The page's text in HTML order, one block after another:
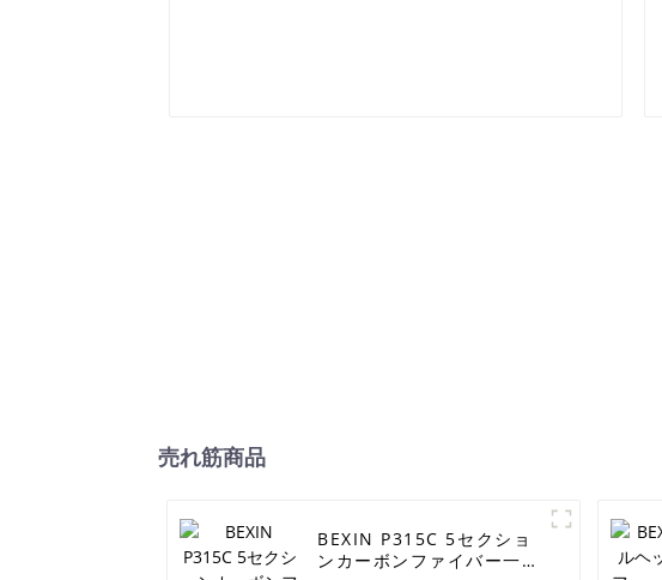
売れ筋商品
BEXIN P315C 5セクショ
ンカーボンファイバー一